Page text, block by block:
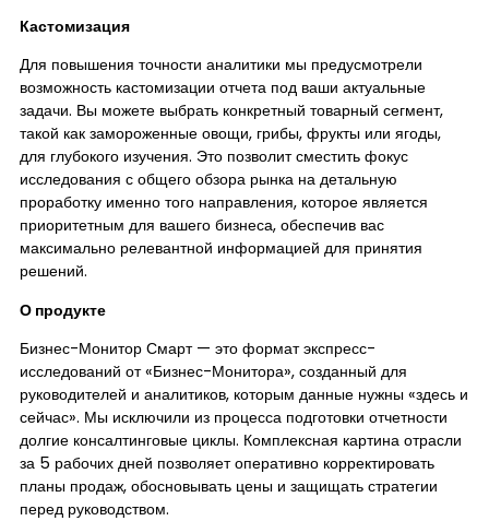
Кастомизация
Для повышения точности аналитики мы предусмотрели
возможность кастомизации отчета под ваши актуальные
задачи. Вы можете выбрать конкретный товарный сегмент,
такой как замороженные овощи, грибы, фрукты или ягоды,
для глубокого изучения. Это позволит сместить фокус
исследования с общего обзора рынка на детальную
проработку именно того направления, которое является
приоритетным для вашего бизнеса, обеспечив вас
максимально релевантной информацией для принятия
решений.
О продукте
Бизнес-Монитор Смарт — это формат экспресс-
исследований от «Бизнес-Монитора», созданный для
руководителей и аналитиков, которым данные нужны «здесь и
сейчас». Мы исключили из процесса подготовки отчетности
долгие консалтинговые циклы. Комплексная картина отрасли
за 5 рабочих дней позволяет оперативно корректировать
планы продаж, обосновывать цены и защищать стратегии
перед руководством.